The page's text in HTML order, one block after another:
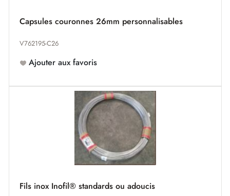
Capsules couronnes 26mm personnalisables
V762195-C26
Ajouter aux favoris
Fils inox Inofil® standards ou adoucis